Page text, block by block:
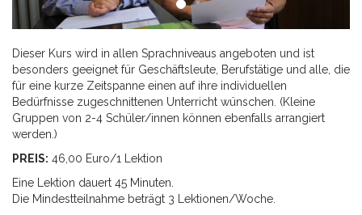
Dieser Kurs wird in allen Sprachniveaus angeboten und ist
besonders geeignet für Geschäftsleute, Berufstätige und alle, die
für eine kurze Zeitspanne einen auf ihre individuellen
Bedürfnisse zugeschnittenen Unterricht wünschen. (Kleine
Gruppen von 2-4 Schüler/innen können ebenfalls arrangiert
werden.)
PREIS: 46,00 Euro/1 Lektion
Eine Lektion dauert 45 Minuten.
Die Mindestteilnahme beträgt 3 Lektionen/Woche.